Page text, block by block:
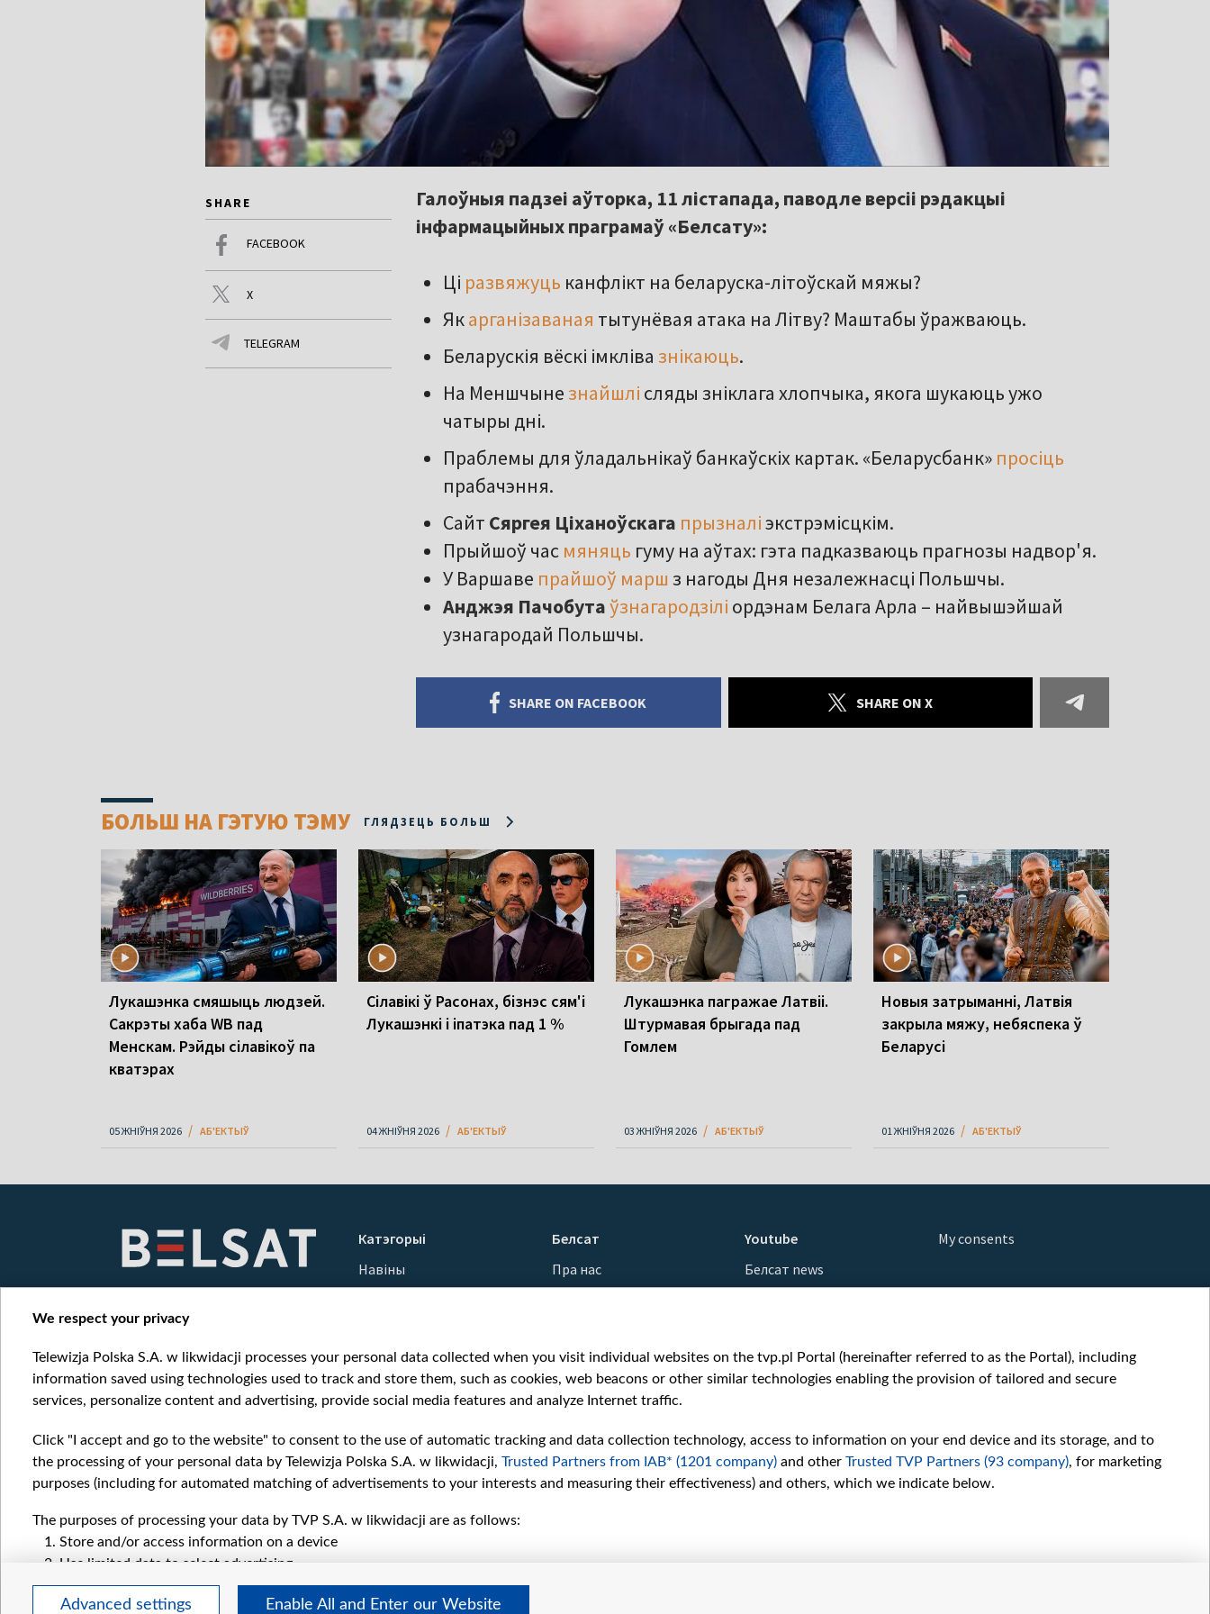
SHARE
FACEBOOK
X
TELEGRAM
Галоўныя падзеі аўторка, 11 лістапада, паводле версіі рэдакцыі
інфармацыйных праграмаў «Белсату»:
Ці развяжуць канфлікт на беларуска-літоўскай мяжы?
Якарганізаваная тытунёвая атака на Літву? Маштабы ўражваюць.
Беларускія вёскі імкліва знікаюць.
На Меншчыне знайшлі сляды зніклага хлопчыка, якога шукаюць ужо
чатыры дні.
Праблемы для ўладальнікаў банкаўскіх картак. «Беларусбанк» просіць
прабачэння.
Сайт Сяргея Ціханоўскага прызналіэкстрэмісцкім.
Прыйшоў час мяняць гуму на аўтах: гэта падказваюць прагнозы надвор'я.
У Варшаве прайшоў марш з нагоды Дня незалежнасці Польшчы.
Анджэя Пачобутаўзнагародзілі ордэнам Белага Арла – найвышэйшай
узнагародай Польшчы.
SHARE ON FACEBOOK SHARE ON X
БОЛЬШ НА ГЭТУЮ ТЭМУ ГЛЯДЗЕЦЬ БОЛЬШ
Лукашэнка смяшыць людзей.
Сакрэты хаба WB пад
Менскам. Рэйды сілавікоў па
кватэрах
05 ЖНІЎНЯ 2026 АБ'ЕКТЫЎ
Сілавікі ў Расонах, бізнэс сям'і
Лукашэнкі і іпатэка пад 1 %
04 ЖНІЎНЯ 2026 АБ'ЕКТЫЎ
Лукашэнка пагражае Латвіі.
Штурмавая брыгада пад
Гомлем
03 ЖНІЎНЯ 2026 АБ'ЕКТЫЎ
Новыя затрыманні, Латвія
закрыла мяжу, небяспека ў
Беларусі
01 ЖНІЎНЯ 2026 АБ'ЕКТЫЎ
Катэгорыі
Навіны
Вайна
Белсат
Пра нас
Кантакты
Як нас глядзець
Узнагароды
Міжнародная супраца
Ціск з боку ўладаў
Беларусі
Як нас падтрымаць
Youtube
Белсат news
Белсат Shorts
Belsat English
Biełsat PL
Белсат History
Белсат Music
Белсат Doc
My consents
We respect your privacy
Telewizja Polska S.A. w likwidacji processes your personal data collected when you visit individual websites on the tvp.pl Portal (hereinafter referred to as the Portal), including
information saved using technologies used to track and store them, such as cookies, web beacons or other similar technologies enabling the provision of tailored and secure
services, personalize content and advertising, provide social media features and analyze Internet traffic.
Click "I accept and go to the website" to consent to the use of automatic tracking and data collection technology, access to information on your end device and its storage, and to
the processing of your personal data by Telewizja Polska S.A. w likwidacji, Trusted Partners from IAB* (1201 company) and other Trusted TVP Partners (93 company), for marketing
purposes (including for automated matching of advertisements to your interests and measuring their effectiveness) and others, which we indicate below.
The purposes of processing your data by TVP S.A. w likwidacji are as follows:
Store and/or access information on a device
Use limited data to select advertising
Create profiles for personalised advertising
Use profiles to select personalised advertising
Advanced settings Enable All and Enter our Website